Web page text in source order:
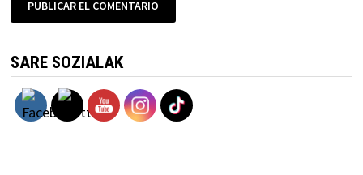
SARE SOZIALAK